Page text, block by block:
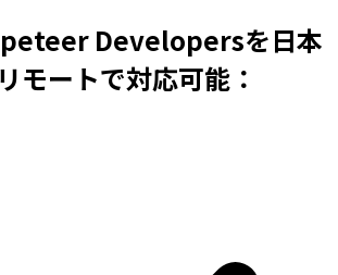
Developersを日本
モートで対応可能：